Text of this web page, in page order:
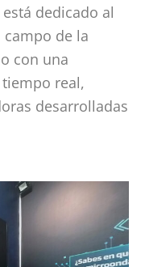
dedicado al
de la
con una
real,
desarrolladas